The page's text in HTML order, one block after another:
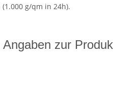
g/qm in 24h).
Angaben zur